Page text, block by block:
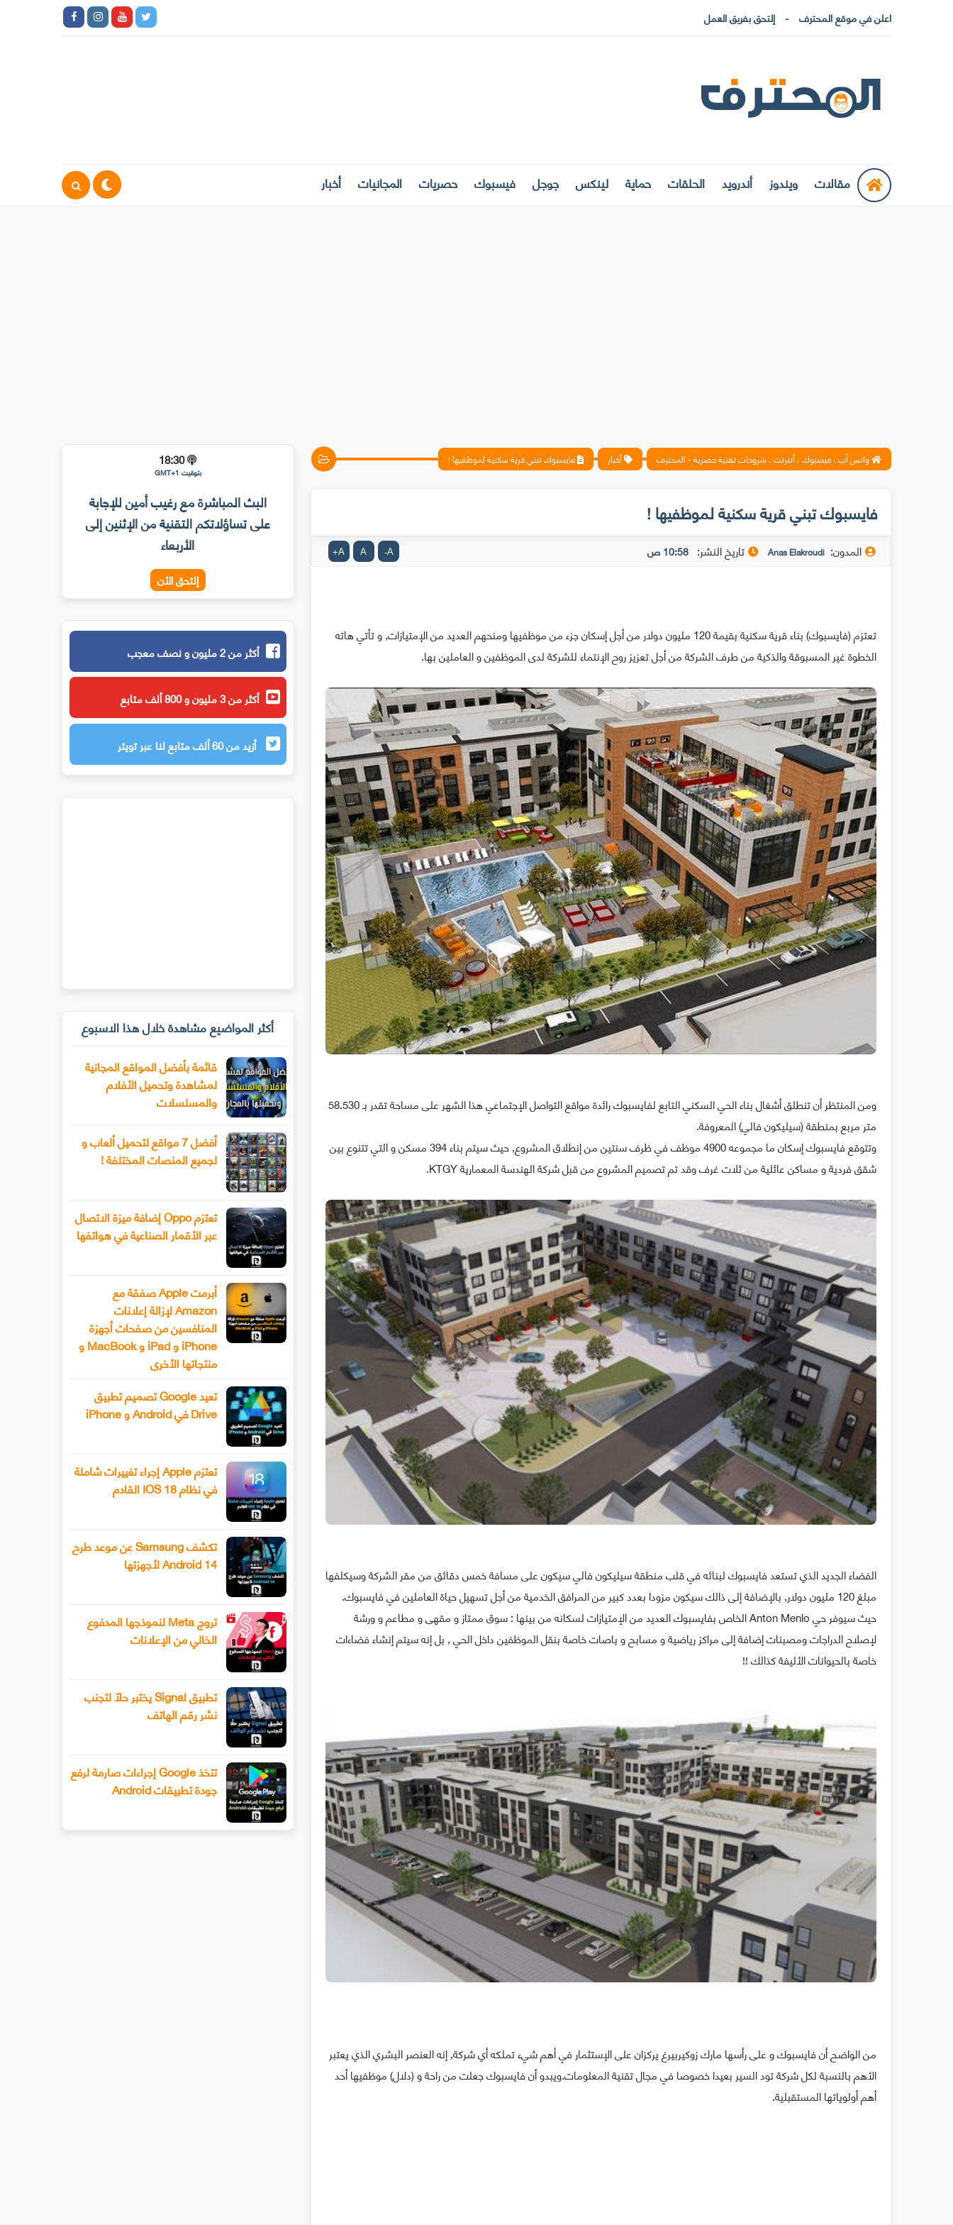
اعلن في موقع المحترف إلتحق بفريق العمل
مقالات ويندوز أندرويد الحلقات حماية لينكس جوجل فيسبوك حصريات المجانيات أخبار
واتس آب ، فيسبوك ، أنترنت ، شروحات تقنية حصرية - المحترف أخبار فايسبوك تبني قرية سكنية لموظفيها !
فايسبوك تبني قرية سكنية لموظفيها !
المدون: Anas Elakroudi تاريخ النشر: 10:58 ص A
-
A
A
+
تعتزم (فايسبوك) بناء قرية سكنية بقيمة 120 مليون دولار من أجل إسكان جزء من موظفيها ومنحهم العديد من الإمتيازات, و تأتي هاته
الخطوة غير المسبوقة والذكية من طرف الشركة من أجل تعزيز روح الإنتماء للشركة لدى الموظفين و العاملين بها.
ومن المنتظر أن تنطلق أشغال بناء الحي السكني التابع لفايسبوك رائدة مواقع التواصل الإجتماعي هذا الشهر على مساحة تقدر بـ 58.530
متر مربع بمنطقة (سيليكون فالي) المعروفة.
وتتوقع فايسبوك إسكان ما مجموعه 4900 موظف في ظرف سنتين من إنطلاق المشروع, حيث سيتم بناء 394 مسكن و التي تتنوع بين
شقق فردية و مساكن عائلية من ثلات غرف وقد تم تصميم المشروع من قبل شركة الهندسة المعمارية KTGY.
الفضاء الجديد الذي تستعد فايسبوك لبنائه في قلب منطقة سيليكون فالي سيكون على مسافة خمس دقائق من مقر الشركة وسيكلفها
مبلغ 120 مليون دولار, بالإضافة إلى ذالك سيكون مزودا بعدد كبير من المرافق الخدمية من أجل تسهيل حياة العاملين في فايسبوك.
حيث سيوفر حي Anton Menlo الخاص بفايسبوك العديد من الإمتيازات لسكانه من بينها : سوق ممتاز و مقهى و مطاعم و ورشة
لإصلاح الدراجات ومصبنات إضافة إلى مراكز رياضية و مسابح و باصات خاصة بنقل الموظفين داخل الحي , بل إنه سيتم إنشاء فضاءات
خاصة بالحيوانات الأليفة كذالك !!
من الواضح أن فايسبوك و على رأسها مارك زوكيربيرغ يركزان على الإستثمار في أهم شيء تملكه أي شركة, إنه العنصر البشري الذي يعتبر
الأهم بالنسبة لكل شركة تود السير بعيدا خصوصا في مجال تقنية المعلومات.ويبدو أن فايسبوك جعلت من راحة و (دلال) موظفيها أحد
أهم أولوياتها المستقبلية.
18:30
بتوقيت GMT+1
البث المباشرة مع رغيب أمين للإجابة
على تساؤلاتكم التقنية من الإثنين إلى
الأربعاء
إلتحق الأن
أكثر من 2 مليون و نصف معجب
أكثر من 3 مليون و 800 ألف متابع
أزيد من 60 ألف متابع لنا عبر تويتر
أكثر المواضيع مشاهدة خلال هذا الاسبوع
قائمة بأفضل المواقع المجانية
لمشاهدة وتحميل الأفلام
والمسلسلات
أفضل 7 مواقع لتحميل ألعاب و
لجميع المنصات المختلفة !
تعتزم Oppo إضافة ميزة الاتصال
عبر الأقمار الصناعية في هواتفها
أبرمت Apple صفقة مع
Amazon لإزالة إعلانات
المنافسين من صفحات أجهزة
iPhone و iPad و MacBook و
منتجاتها الأخرى
تعيد Google تصميم تطبيق
Drive في Android و iPhone
تعتزم Apple إجراء تغييرات شاملة
في نظام IOS 18 القادم
تكشف Samsung عن موعد طرح
Android 14 لأجهزتها
تروج Meta لنموذجها المدفوع
الخالي من الإعلانات
تطبيق Signal يختبر حلًا لتجنب
نشر رقم الهاتف
تتخذ Google إجراءات صارمة لرفع
جودة تطبيقات Android